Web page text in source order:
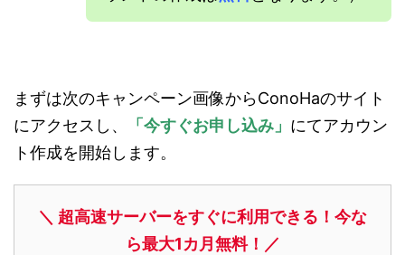
まずは次のキャンペーン画像からConoHaのサイト
にアクセスし、
「今すぐお申し込み」 にてアカウン
ト作成を開始します。
＼ 超高速サーバーをすぐに利用できる！今な
ら最大1カ月無料！／